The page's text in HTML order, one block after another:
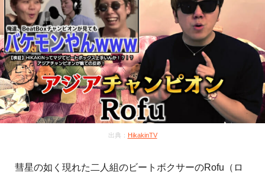
出典： HikakinTV
彗星の如く現れた二人組のビートボクサーのRofu（ロ